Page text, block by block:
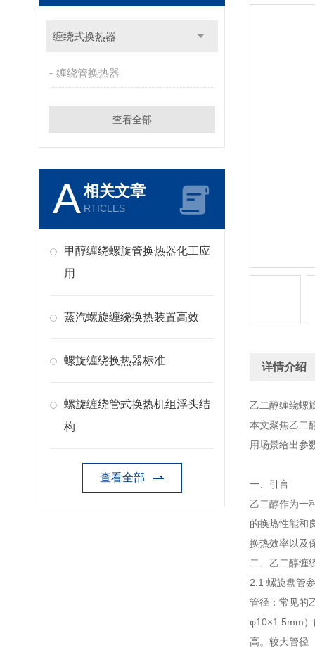
缠绕式换热器
缠绕管换热器
查看全部
A相关文章
RTICLES
甲醇缠绕螺旋管换热器化工应
用
蒸汽螺旋缠绕换热装置高效
螺旋缠绕换热器标准
螺旋缠绕管式换热机组浮头结
构
查看全部
详情介绍
乙二醇缠绕螺
本文聚焦乙二
用场景给出参
一、引言
乙二醇作为一
的换热性能和
换热效率以及
二、乙二醇缠
2.1 螺旋盘管
管径：常见的
φ10×1.5mm）
高。较大管径